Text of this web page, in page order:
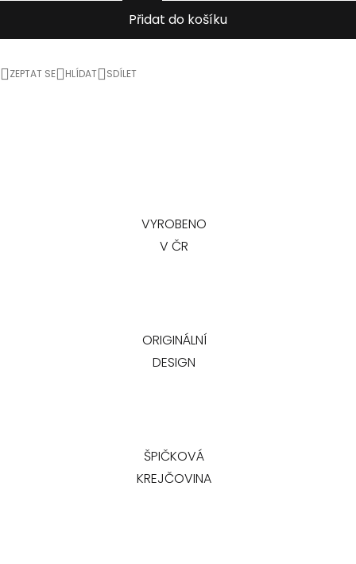
Přidat do košíku
ZEPTAT SE HLÍDAT SDÍLET
VYROBENO
V ČR
ORIGINÁLNÍ
DESIGN
ŠPIČKOVÁ
KREJČOVINA